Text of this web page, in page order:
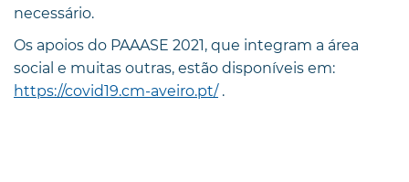
necessário.
Os apoios do PAAASE 2021, que integram a área
social e muitas outras, estão disponíveis em:
https://covid19.cm-aveiro.pt/.